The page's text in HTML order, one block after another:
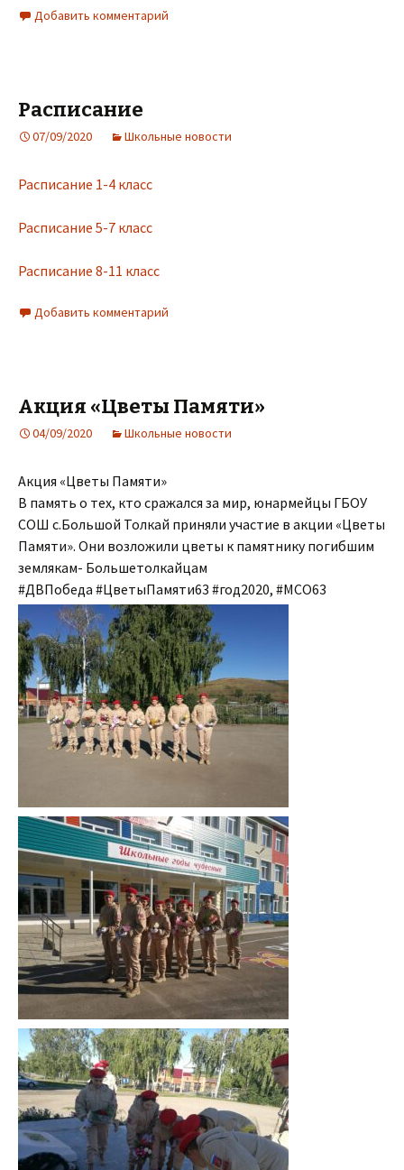
Добавить комментарий
Расписание
07/09/2020 Школьные новости
Расписание 1-4 класс
Расписание 5-7 класс
Расписание 8-11 класс
Добавить комментарий
Акция «Цветы Памяти»
04/09/2020 Школьные новости
Акция «Цветы Памяти»
В память о тех, кто сражался за мир, юнармейцы ГБОУ
СОШ с.Большой Толкай приняли участие в акции «Цветы
Памяти». Они возложили цветы к памятнику погибшим
землякам- Большетолкайцам
#ДВПобеда #ЦветыПамяти63 #год2020, #МСО63